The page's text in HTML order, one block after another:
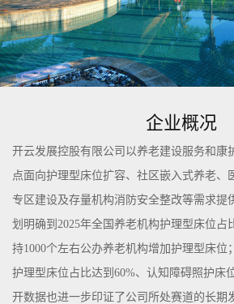
企业概况
开云发展控股有限公司以养老建设服务和康
点面向护理型床位扩容、社区嵌入式养老、
专区建设及存量机构消防安全整改等需求提
划明确到2025年全国养老机构护理型床位占
持1000个左右公办养老机构增加护理型床位
护理型床位占比达到60%、认知障碍照护床
开数据也进一步印证了公司所处赛道的长期